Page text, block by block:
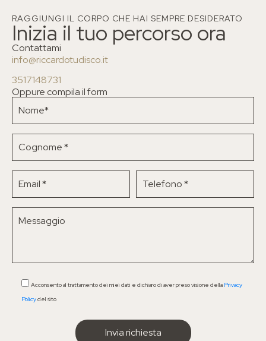
RAGGIUNGI IL CORPO CHE HAI SEMPRE DESIDERATO
Inizia il tuo percorso ora
Contattami
info@riccardotudisco.it
3517148731
Oppure compila il form
Acconsento al trattamento dei miei dati e dichiaro di aver preso visione della Privacy
Policydel sito